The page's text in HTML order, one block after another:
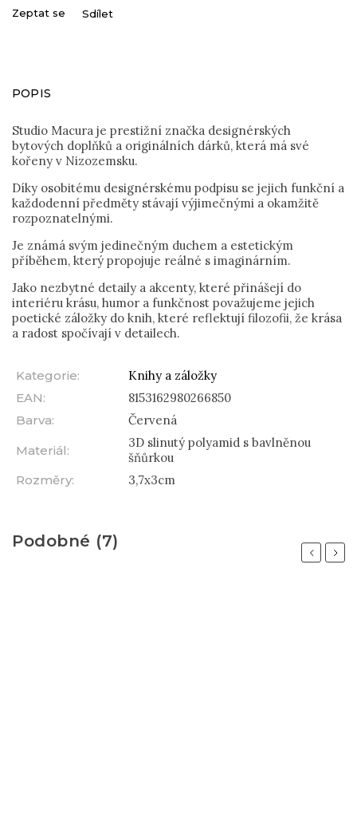
Zeptat se Sdílet
POPIS
Studio Macura je prestižní značka designérských
bytových doplňků a originálních dárků, která má své
kořeny v Nizozemsku.
Díky osobitému designérskému podpisu se jejich funkční a
každodenní předměty stávají výjimečnými a okamžitě
rozpoznatelnými.
Je známá svým jedinečným duchem a estetickým
příběhem, který propojuje reálné s imaginárním.
Jako nezbytné detaily a akcenty, které přinášejí do
interiéru krásu, humor a funkčnost považujeme jejich
poetické záložky do knih, které reflektují filozofii, že krása
a radost spočívají v detailech.
Kategorie:
Knihy a záložky
EAN:
8153162980266850
Barva:
Červená
Materiál:
3D slinutý polyamid s bavlněnou
šňůrkou
Rozměry: 3,7x3cm
Podobné (7)
Previous
Next